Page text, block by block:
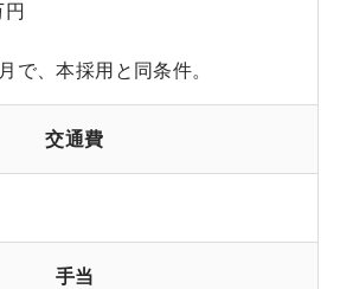
で、本採用と同条件。
交通費
手当